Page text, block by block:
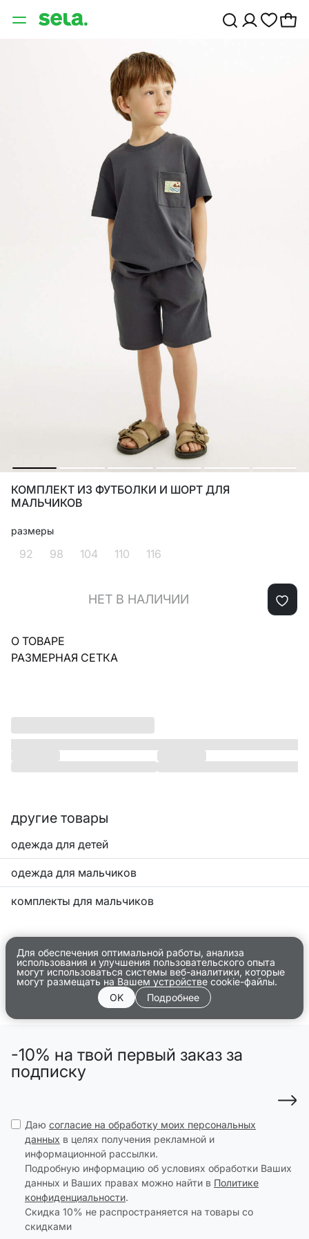
КОМПЛЕКТ ИЗ ФУТБОЛКИ И ШОРТ ДЛЯ
МАЛЬЧИКОВ
размеры
92 98 104 110 116
НЕТ В НАЛИЧИИ
О ТОВАРЕ
РАЗМЕРНАЯ СЕТКА
другие товары
одежда для детей
одежда для мальчиков
комплекты для мальчиков
Для обеспечения оптимальной работы, анализа
использования и улучшения пользовательского опыта
могут использоваться системы веб-аналитики, которые
могут размещать на Вашем устройстве cookie-файлы.
OK
Подробнее
-10% на твой первый заказ за
подписку
Даю согласие на обработку моих персональных
данных в целях получения рекламной и
информационной рассылки.
Подробную информацию об условиях обработки Ваших
данных и Ваших правах можно найти в Политике
конфиденциальности.
Скидка 10% не распространяется на товары со
скидками